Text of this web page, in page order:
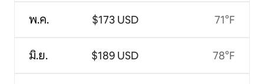
พ.ค.
มิ.ย.
$173 USD
$189 USD
71°F
78°F